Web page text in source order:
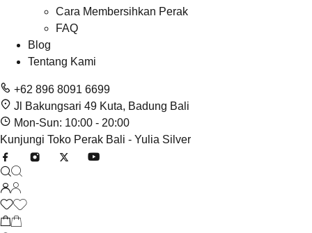
Cara Membersihkan Perak
FAQ
Blog
Tentang Kami
+62 896 8091 6699
Jl Bakungsari 49 Kuta, Badung Bali
Mon-Sun: 10:00 - 20:00
Kunjungi Toko Perak Bali - Yulia Silver